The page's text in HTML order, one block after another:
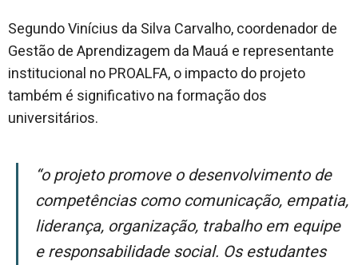
Segundo Vinícius da Silva Carvalho, coordenador de
Gestão de Aprendizagem da Mauá e representante
institucional no PROALFA, o impacto do projeto
também é significativo na formação dos
universitários.
“O projeto promove o desenvolvimento de
competências como comunicação, empatia,
liderança, organização, trabalho em equipe
e responsabilidade social. Os estudantes